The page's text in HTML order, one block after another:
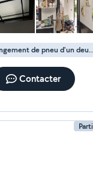
Changement
Contacter